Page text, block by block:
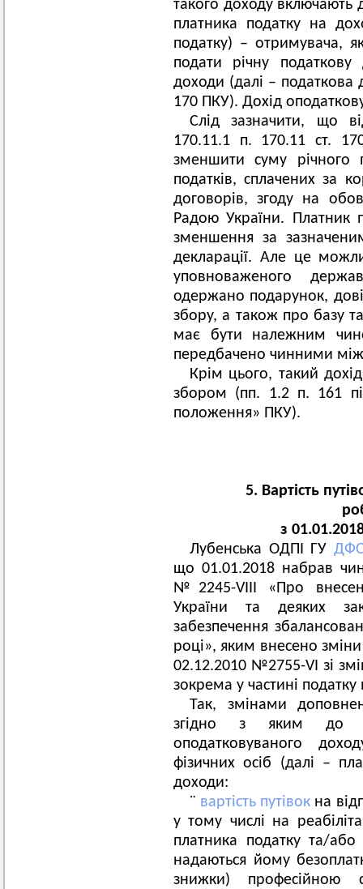
такого доходу включають
платника податку на
податку) – отримувача,
подати річну
доходи (далі – податкова
170 ПКУ). Дохід
Слід зазначити, що
170.11.1 п. 170.11 ст.
зменшити суму річного
податків, сплачених за
договорів, згоду на
Радою України. Платник
зменшення за
декларації. Але це
уповноваженого
одержано подарунок,
збору, а також про базу
має бути належним
передбачено чинними
Крім цього, такий
збором (пп. 1.2 п. 161
положення» ПКУ).
5. Вартість
з
Лубенська ОДПІ ГУ ДФС
що 01.01.2018 набрав
№2245-VIII «Про
України та деяких
забезпечення
році», яким внесено
02.12.2010 №2755-VI зі
зокрема у частині
Так, змінами
згідно з яким до
оподатковуваного
фізичних осіб (далі –
доходи:
¨ вартість путівок на
у тому числі на
платника податку та/
надаються йому
знижки) професійною